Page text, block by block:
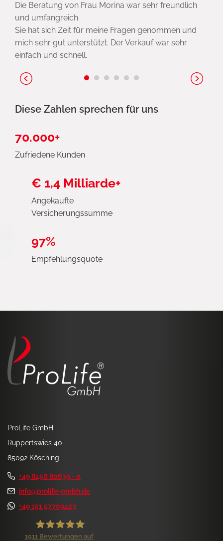
Die Beratung von Frau Morina war sehr freundlich
und umfangreich.
Sie hat sich Zeit für meine Fragen genommen und
mich sehr gut unterstützt. Der Verkauf war sehr
einfach und schnell.
Diese Zahlen sprechen für uns
70.000+
Zufriedene Kunden
€ 1,4 Milliarde+
Angekaufte
Versicherungssumme
97%
Empfehlungsquote
ProLife GmbH
Ruppertswies 40
85092 Kösching
+49 8456 80639 - 0
info@prolife-gmbh.de
+49 151 57709423
1911 Bewertungen auf